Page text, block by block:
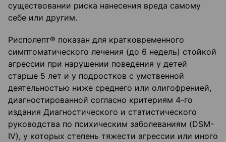
существовании риска нанесения вреда самому
себе или другим.
Рисполепт® показан для кратковременного
симптоматического лечения (до 6 недель) стойкой
агрессии при нарушении поведения у детей
старше 5 лет и у подростков с умственной
деятельностью ниже среднего или олигофренией,
диагностированной согласно критериям 4-го
издания Диагностического и статистического
руководства по психическим заболеваниям (DSM-
IV), у которых степень тяжести агрессии или иного